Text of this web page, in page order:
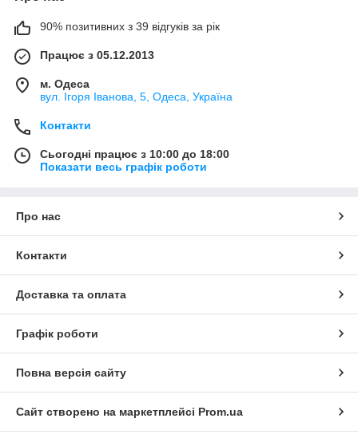
90% позитивних з 39 відгуків за рік
Працює з 05.12.2013
м. Одеса
вул. Ігоря Іванова, 5, Одеса, Україна
Контакти
Сьогодні працює з 10:00 до 18:00
Показати весь графік роботи
Про нас
Контакти
Доставка та оплата
Графік роботи
Повна версія сайту
Сайт створено на маркетплейсі Prom.ua